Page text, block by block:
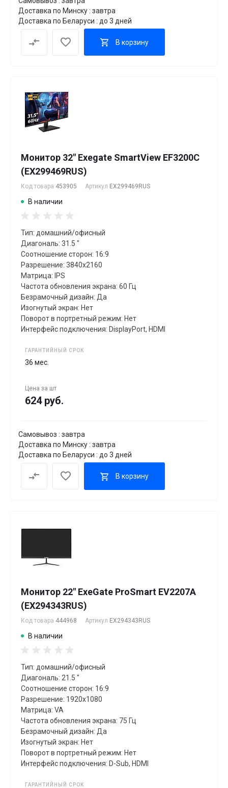
Доставка по Минску : завтра
Доставка по Беларуси : до 3 дней
В корзину
Монитор 32" Exegate SmartView EF3200C
(EX299469RUS)
Код товара 453905 Артикул EX299469RUS
В наличии
Тип: домашний/офисный
Диагональ: 31.5 "
Соотношение сторон: 16:9
Разрешение: 3840x2160
Матрица: IPS
Частота обновления экрана: 60 Гц
Безрамочный дизайн: Да
Изогнутый экран: Нет
Поворот в портретный режим: Нет
Интерфейс подключения: DisplayPort, HDMI
ГАРАНТИЙНЫЙ СРОК
36 мес.
Цена за шт
624 руб.
Самовывоз : завтра
Доставка по Минску : завтра
Доставка по Беларуси : до 3 дней
В корзину
Монитор 22" ExeGate ProSmart EV2207A
(EX294343RUS)
Код товара 444968 Артикул EX294343RUS
В наличии
Тип: домашний/офисный
Диагональ: 21.5 "
Соотношение сторон: 16:9
Разрешение: 1920x1080
Матрица: VA
Частота обновления экрана: 75 Гц
Безрамочный дизайн: Да
Изогнутый экран: Нет
Поворот в портретный режим: Нет
Интерфейс подключения: D-Sub, HDMI
ГАРАНТИЙНЫЙ СРОК